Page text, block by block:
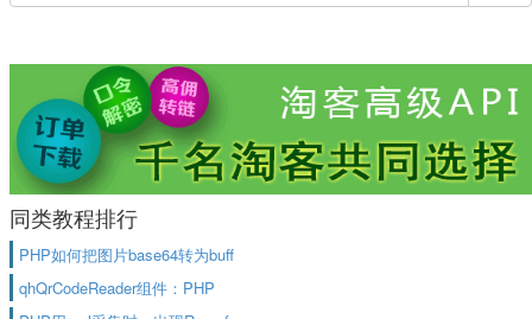
同类教程排行
PHP如何把图片base64转为buff
qhQrCodeReader组件：PHP